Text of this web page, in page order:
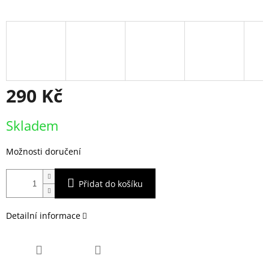
290 Kč
cena:
Skladem
Možnosti doručení
Přidat do košíku
Detailní informace